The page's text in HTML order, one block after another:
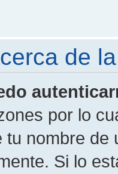
de
por lo
tu nombre
Si lo